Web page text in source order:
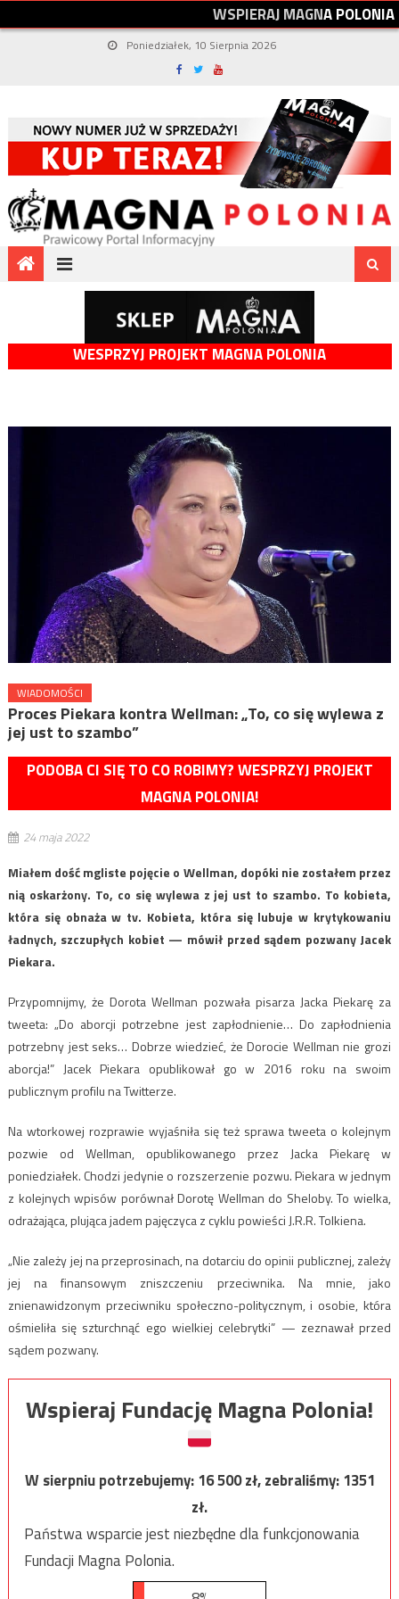
WSPIERAJMAGNAPOLONIA
Poniedziałek, 10 Sierpnia 2026
WESPRZYJ PROJEKT MAGNA POLONIA
WIADOMOŚCI
Proces Piekara kontra Wellman: „To, co się wylewa z
jej ust to szambo”
PODOBA CI SIĘ TO CO ROBIMY? WESPRZYJ PROJEKT
MAGNA POLONIA!
24 maja 2022
Miałem dość mgliste pojęcie o Wellman, dopóki nie zostałem przez
nią oskarżony. To, co się wylewa z jej ust to szambo. To kobieta,
która się obnaża w tv. Kobieta, która się lubuje w krytykowaniu
ładnych, szczupłych kobiet — mówił przed sądem pozwany Jacek
Piekara.
Przypomnijmy, że Dorota Wellman pozwała pisarza Jacka Piekarę za
tweeta: „Do aborcji potrzebne jest zapłodnienie… Do zapłodnienia
potrzebny jest seks… Dobrze wiedzieć, że Dorocie Wellman nie grozi
aborcja!” Jacek Piekara opublikował go w 2016 roku na swoim
publicznym profilu na Twitterze.
Na wtorkowej rozprawie wyjaśniła się też sprawa tweeta o kolejnym
pozwie od Wellman, opublikowanego przez Jacka Piekarę w
poniedziałek. Chodzi jedynie o rozszerzenie pozwu. Piekara w jednym
z kolejnych wpisów porównał Dorotę Wellman do Sheloby. To wielka,
odrażająca, plująca jadem pajęczyca z cyklu powieści J.R.R. Tolkiena.
„Nie zależy jej na przeprosinach, na dotarciu do opinii publicznej, zależy
jej na finansowym zniszczeniu przeciwnika. Na mnie, jako
znienawidzonym przeciwniku społeczno-politycznym, i osobie, która
ośmieliła się szturchnąć ego wielkiej celebrytki” — zeznawał przed
sądem pozwany.
Wspieraj Fundację Magna Polonia!
W sierpniu potrzebujemy:16 500zł, zebraliśmy:1351
zł.
Państwa wsparcie jest niezbędne dla funkcjonowania
Fundacji Magna Polonia.